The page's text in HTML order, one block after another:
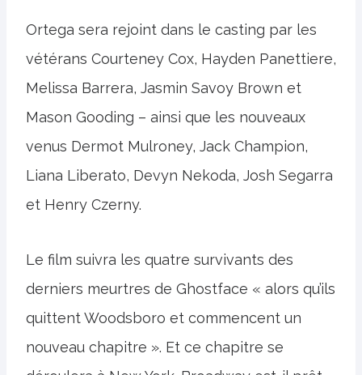
Ortega sera rejoint dans le casting par les
vétérans Courteney Cox, Hayden Panettiere,
Melissa Barrera, Jasmin Savoy Brown et
Mason Gooding – ainsi que les nouveaux
venus Dermot Mulroney, Jack Champion,
Liana Liberato, Devyn Nekoda, Josh Segarra
et Henry Czerny.
Le film suivra les quatre survivants des
derniers meurtres de Ghostface « alors qu’ils
quittent Woodsboro et commencent un
nouveau chapitre ». Et ce chapitre se